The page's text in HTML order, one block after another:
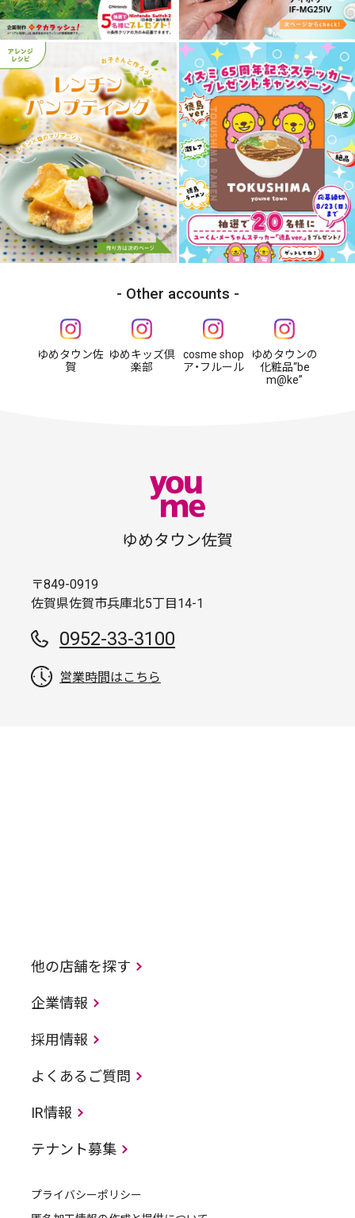
Other accounts
ゆめタウン佐
賀
ゆめキッズ倶
楽部
cosme shop
ア・フルール
ゆめタウンの
化粧品“be
m@ke”
ゆめタウン佐賀
〒849-0919
佐賀県佐賀市兵庫北5丁目14-1
0952-33-3100
営業時間はこちら
他の店舗を探す
企業情報
採用情報
よくあるご質問
IR情報
テナント募集
プライバシーポリシー